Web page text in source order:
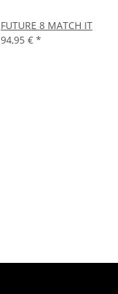
FUTURE 8 MATCH IT
94,95 € *